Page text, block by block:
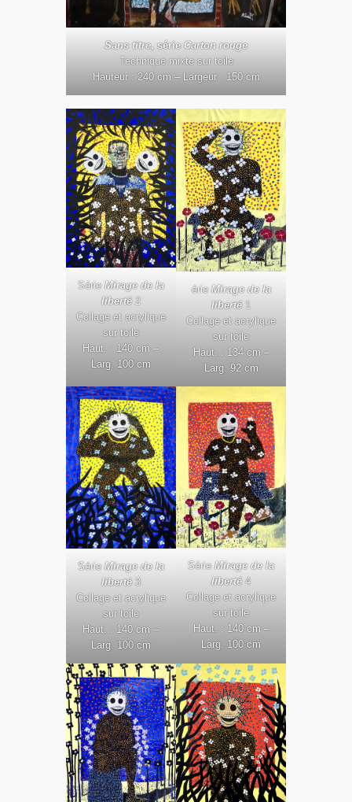
Sans titre, série Carton rouge
Technique mixte sur toile
Hauteur : 240 cm – Largeur : 150 cm
SérieMirage de la
liberté2
Collage et acrylique
sur toile
Haut. : 140 cm –
Larg. 100 cm
érieMirage de la
liberté1
Collage et acrylique
sur toile
Haut. : 134 cm –
Larg. 92 cm
SérieMirage de la
liberté3
Collage et acrylique
sur toile
Haut. : 140 cm –
Larg. 100 cm
SérieMirage de la
liberté4
Collage et acrylique
sur toile
Haut. : 140 cm –
Larg. 100 cm